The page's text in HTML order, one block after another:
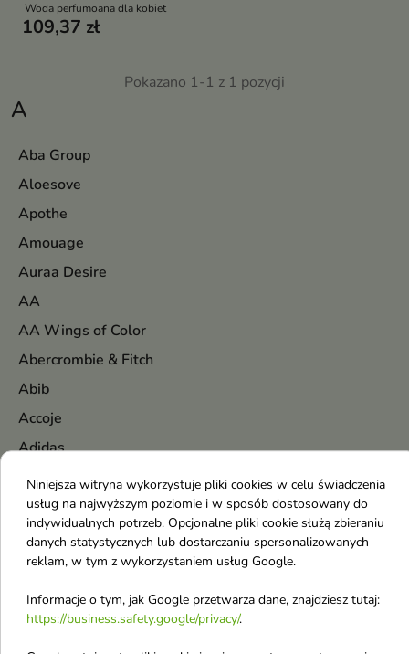
A
Aba Group
Aloesove
Apothe
Amouage
Auraa Desire
AA
AA Wings of Color
Abercrombie & Fitch
Abib
Accoje
Adidas
Afnan
AirWick
Al Haramain
All Tigers
AllNutrition
Alpecin
Woda perfumoana dla kobiet
109,37 zł
Pokazano 1-1 z 1 pozycji
Niniejsza witryna wykorzystuje pliki cookies w celu świadczenia
usług na najwyższym poziomie i w sposób dostosowany do
indywidualnych potrzeb. Opcjonalne pliki cookie służą zbieraniu
danych statystycznych lub dostarczaniu spersonalizowanych
reklam, w tym z wykorzystaniem usług Google.
Informacje o tym, jak Google przetwarza dane, znajdziesz tutaj:
https://business.safety.google/privacy/.